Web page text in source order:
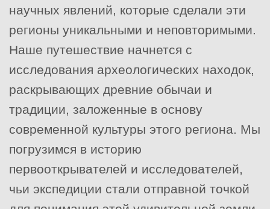
научных явлений, которые сделали эти
регионы уникальными и неповторимыми.
Наше путешествие начнется с
исследования археологических находок,
раскрывающих древние обычаи и
традиции, заложенные в основу
современной культуры этого региона. Мы
погрузимся в историю
первооткрывателей и исследователей,
чьи экспедиции стали отправной точкой